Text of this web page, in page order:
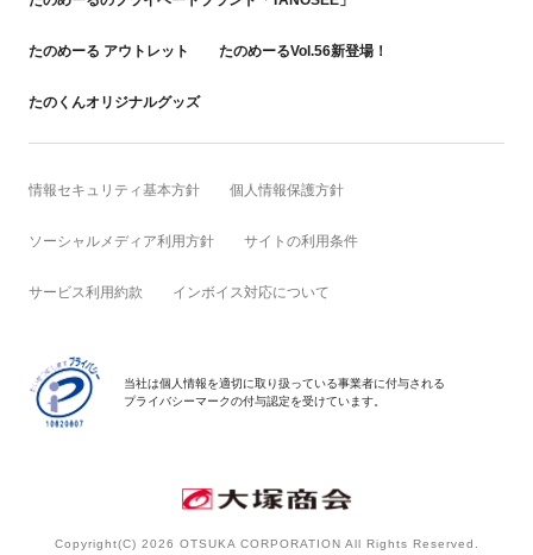
たのめーる アウトレット たのめーるVol.56新登場！
たのくんオリジナルグッズ
情報セキュリティ基本方針 個人情報保護方針
ソーシャルメディア利用方針 サイトの利用条件
サービス利用約款 インボイス対応について
当社は個人情報を適切に取り扱っている事業者に付与される
プライバシーマークの付与認定を受けています。
Copyright(C) 2026 OTSUKA CORPORATION All Rights Reserved.